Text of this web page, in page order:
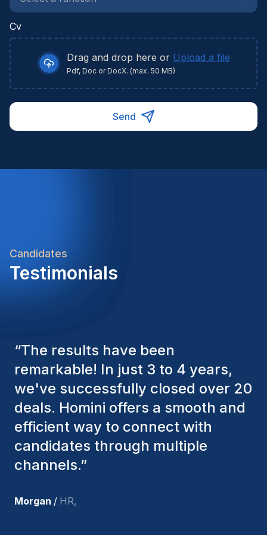
Cv
Drag and drop here or Upload a file
Pdf, Doc or DocX. (max. 50 MB)
Send
Candidates
Testimonials
“The Homini consultants have
consistently considered various
factors to ensure they present the
best candidates. The individuals
we've hired are still with us, and
I’m truly pleased with the new
team members.
Joakin / Deputy-AMLCO